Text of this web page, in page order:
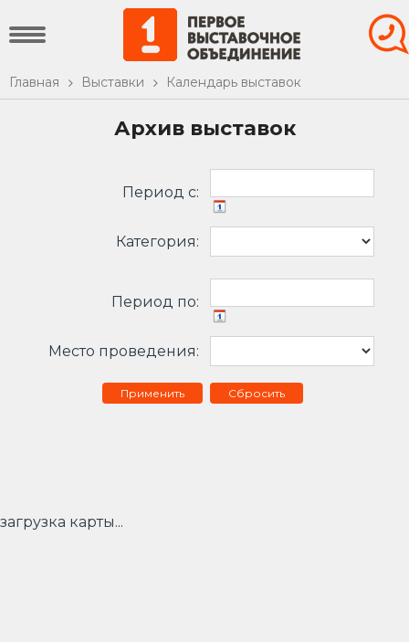
Главная Выставки Календарь выставок
Архив выставок
Период c:
Категория:
Период по:
Место проведения:
Сбросить
загрузка карты...